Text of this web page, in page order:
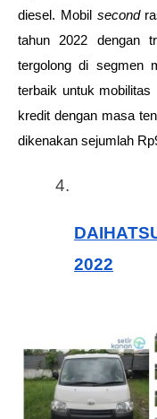
diesel. Mobil second
tahun 2022 dengan
tergolong di segmen
terbaik untuk
kredit dengan masa
dikenakan sejumlah
2022